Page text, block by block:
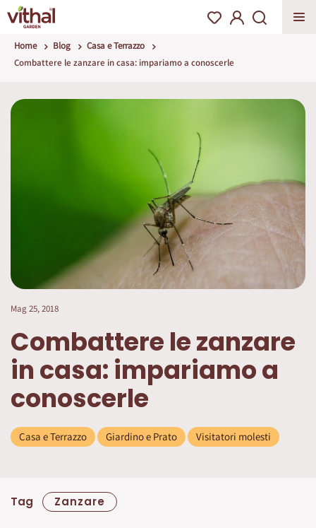
Home Blog
Casa e Terrazzo
Combattere le zanzare in casa: impariamo a conoscerle
Mag 25, 2018
Combattere le zanzare
in casa: impariamo a
conoscerle
Casa e Terrazzo Giardino e Prato Visitatori molesti
Tag Zanzare